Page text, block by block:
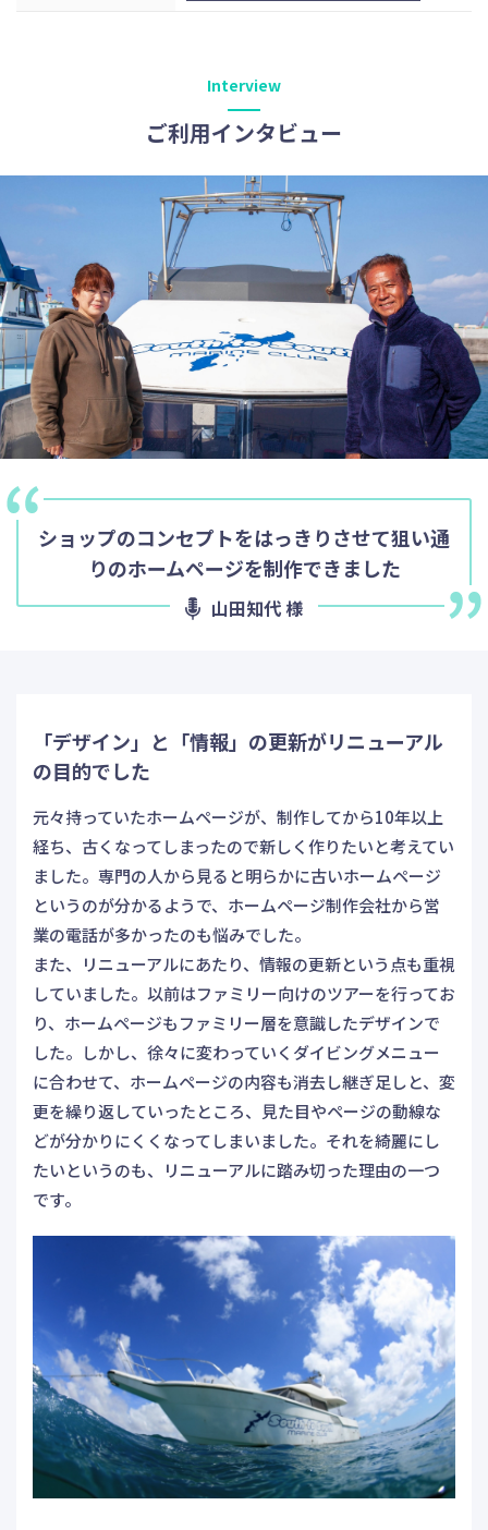
Interview
ご利用インタビュー
ショップのコンセプトをはっきりさせて狙い通
りのホームページを制作できました
山田知代 様
「デザイン」と「情報」の更新がリニューアル
の目的でした
元々持っていたホームページが、制作してから10年以上
経ち、古くなってしまったので新しく作りたいと考えてい
ました。専門の人から見ると明らかに古いホームページ
というのが分かるようで、ホームページ制作会社から営
業の電話が多かったのも悩みでした。
また、リニューアルにあたり、情報の更新という点も重視
していました。以前はファミリー向けのツアーを行ってお
り、ホームページもファミリー層を意識したデザインで
した。しかし、徐々に変わっていくダイビングメニュー
に合わせて、ホームページの内容も消去し継ぎ足しと、変
更を繰り返していったところ、見た目やページの動線な
どが分かりにくくなってしまいました。それを綺麗にし
たいというのも、リニューアルに踏み切った理由の一つ
です。